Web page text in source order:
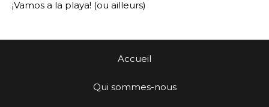
¡Vamos a la playa! (ou ailleurs)
Accueil
Qui sommes-nous